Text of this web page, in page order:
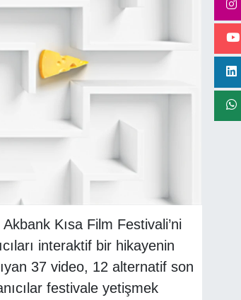
Akbank Kısa Film Festivali’ni
interaktif bir hikayenin
37 video, 12 alternatif son
festivale yetişmek